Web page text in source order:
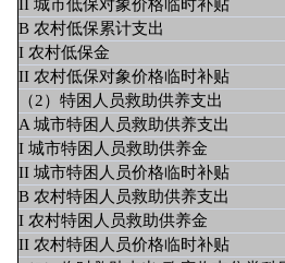
II 城市低保对象价格临时补贴
B 农村低保累计支出
I 农村低保金
II 农村低保对象价格临时补贴
（2）特困人员救助供养支出
A 城市特困人员救助供养支出
I 城市特困人员救助供养金
II 城市特困人员价格临时补贴
B 农村特困人员救助供养支出
I 农村特困人员救助供养金
II 农村特困人员价格临时补贴